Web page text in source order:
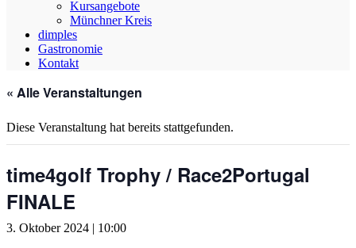
Kursangebote
Münchner Kreis
dimples
Gastronomie
Kontakt
« Alle Veranstaltungen
Diese Veranstaltung hat bereits stattgefunden.
time4golf Trophy / Race2Portugal
FINALE
3. Oktober 2024 | 10:00